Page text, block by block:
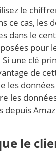
le
ce cas, les
dans le
pour
une clé
de
les
les
depuis
le